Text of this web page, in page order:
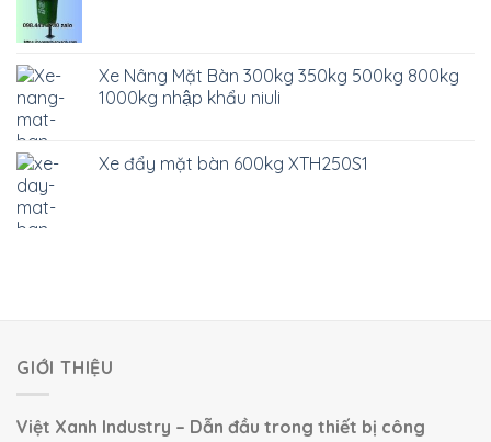
Xe Nâng Mặt Bàn 300kg 350kg 500kg 800kg
1000kg nhập khẩu niuli
Xe đẩy mặt bàn 600kg XTH250S1
GIỚI THIỆU
Việt Xanh Industry – Dẫn đầu trong thiết bị công